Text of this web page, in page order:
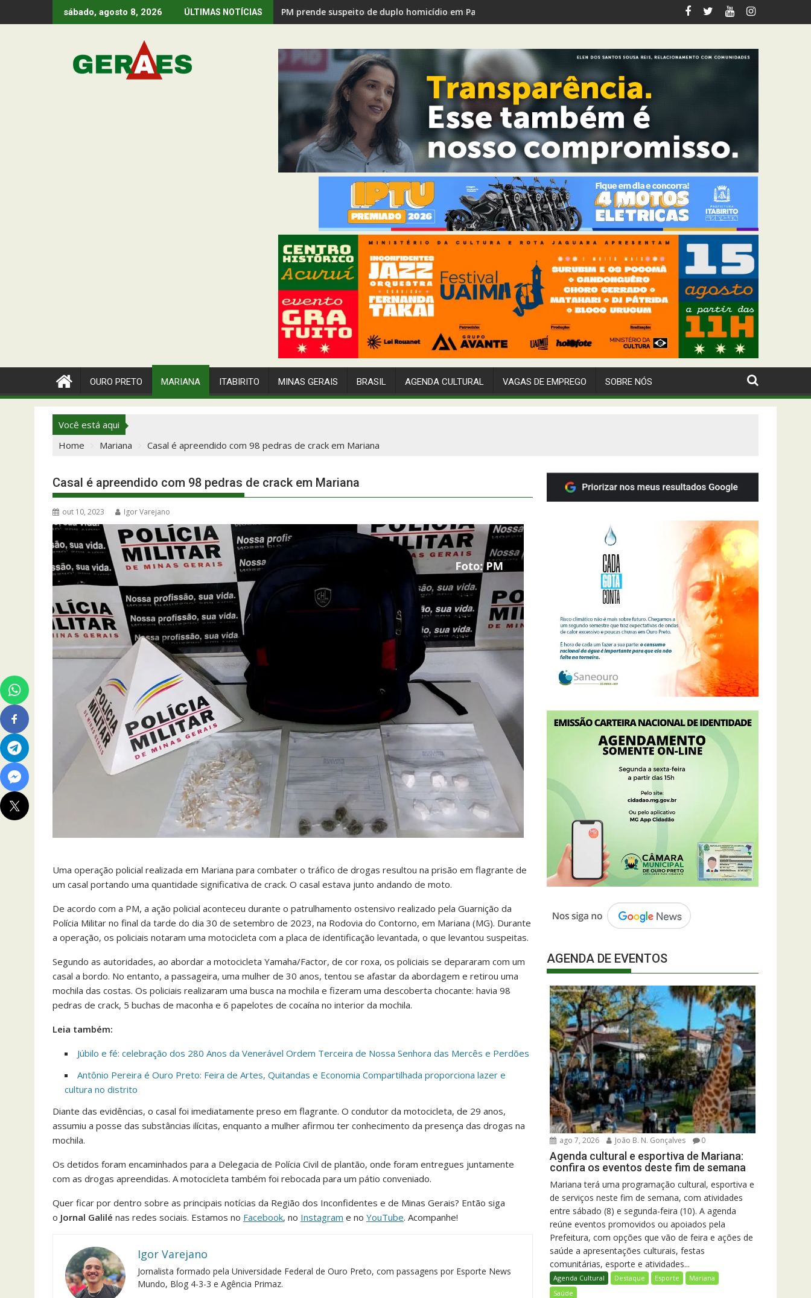
to
sábado, agosto 8, 2026 ÚLTIMAS NOTÍCIAS PM prende suspeito de duplo homicídio em Passagem de Mariana
OURO PRETO MARIANA ITABIRITO MINAS GERAIS BRASIL AGENDA CULTURAL VAGAS DE EMPREGO SOBRE NÓS
Você está aqui
Home
Mariana Casal é apreendido com 98 pedras de crack em Mariana
Casal é apreendido com 98 pedras de crack em Mariana
out 10, 2023 Igor Varejano
Uma operação policial realizada em Mariana para combater o tráfico de drogas resultou na prisão em flagrante de
um casal portando uma quantidade significativa de crack. O casal estava junto andando de moto.
De acordo com a PM, a ação policial aconteceu durante o patrulhamento ostensivo realizado pela Guarnição da
Polícia Militar no final da tarde do dia 30 de setembro de 2023, na Rodovia do Contorno, em Mariana (MG). Durante
a operação, os policiais notaram uma motocicleta com a placa de identificação levantada, o que levantou suspeitas.
Segundo as autoridades, ao abordar a motocicleta Yamaha/Factor, de cor roxa, os policiais se depararam com um
casal a bordo. No entanto, a passageira, uma mulher de 30 anos, tentou se afastar da abordagem e retirou uma
mochila das costas. Os policiais realizaram uma busca na mochila e fizeram uma descoberta chocante: havia 98
pedras de crack, 5 buchas de maconha e 6 papelotes de cocaína no interior da mochila.
Leia também:
Júbilo e fé: celebração dos 280 Anos da Venerável Ordem Terceira de Nossa Senhora das Mercês e Perdões
Antônio Pereira é Ouro Preto: Feira de Artes, Quitandas e Economia Compartilhada proporciona lazer e
cultura no distrito
Diante das evidências, o casal foi imediatamente preso em flagrante. O condutor da motocicleta, de 29 anos,
assumiu a posse das substâncias ilícitas, enquanto a mulher afirmou ter conhecimento da presença das drogas na
mochila.
Os detidos foram encaminhados para a Delegacia de Polícia Civil de plantão, onde foram entregues juntamente
com as drogas apreendidas. A motocicleta também foi rebocada para um pátio conveniado.
Quer ficar por dentro sobre as principais notícias da Região dos Inconfidentes e de Minas Gerais? Então siga
o Jornal Galilé nas redes sociais. Estamos no Facebook, no Instagram e no YouTube. Acompanhe!
Igor Varejano
Jornalista formado pela Universidade Federal de Ouro Preto, com passagens por Esporte News
Mundo, Blog 4-3-3 e Agência Primaz.
AGENDA DE EVENTOS
ago 7, 2026 João B. N. Gonçalves 0
Agenda cultural e esportiva de Mariana:
confira os eventos deste fim de semana
Mariana terá uma programação cultural, esportiva e
de serviços neste fim de semana, com atividades
entre sábado (8) e segunda-feira (10). A agenda
reúne eventos promovidos ou apoiados pela
Prefeitura, com opções que vão de feira e ações de
saúde a apresentações culturais, festas
comunitárias, esporte e atividades...
Agenda Cultural Destaque Esporte
Mariana
Saúde